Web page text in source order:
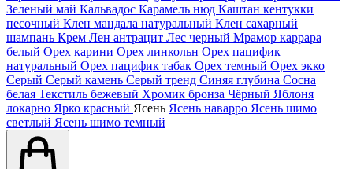
Зеленый май Кальвадос Карамель нюд Каштан кентукки
песочный Клен мандала натуральный Клен сахарный
шампань Крем Лен антрацит Лес черный Мрамор каррара
белый Орех карини Орех линкольн Орех пацифик
натуральный Орех пацифик табак Орех темный Орех экко
Серый Серый камень Серый тренд Синяя глубина Сосна
белая Текстиль бежевый Хромик бронза Чёрный Яблоня
локарно Ярко красный Ясень Ясень наварро Ясень шимо
светлый Ясень шимо темный